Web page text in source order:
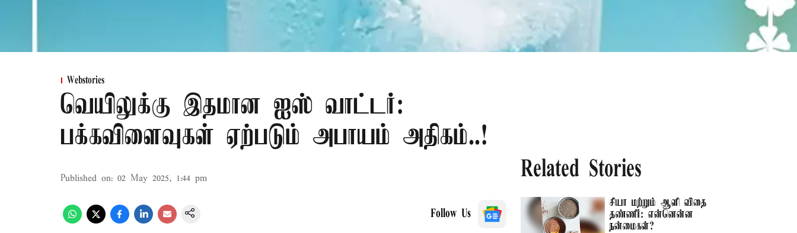
Webstories
வெயிலுக்கு இதமான ஐஸ் வாட்டர்:
பக்கவிளைவுகள் ஏற்படும் அபாயம் அதிகம்..!
Published on: 02 May 2025, 1:44 pm
Follow Us
Related Stories
சியா மற்றும் ஆளி விதை
தண்ணீர்: என்னென்ன
நன்மைகள்?